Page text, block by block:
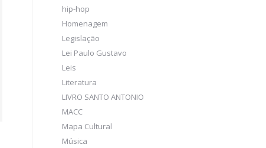
hip-hop
Homenagem
Legislação
Lei Paulo Gustavo
Leis
Literatura
LIVRO SANTO ANTONIO
MACC
Mapa Cultural
Música